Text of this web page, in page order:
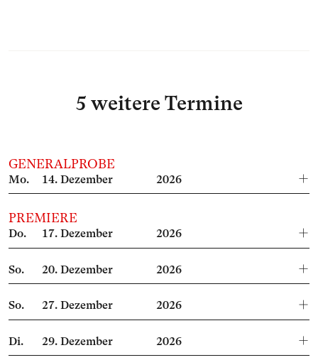
5 weitere Termine
GENERALPROBE
Mo. 14.Dezember 2026
PREMIERE
Do. 17.Dezember 2026
So. 20.Dezember 2026
So. 27.Dezember 2026
Di. 29.Dezember 2026